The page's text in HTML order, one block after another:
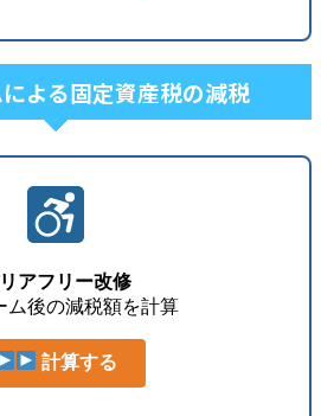
よる固定資産税の減税
アフリー改修
ム後の減税額を計算
計算する